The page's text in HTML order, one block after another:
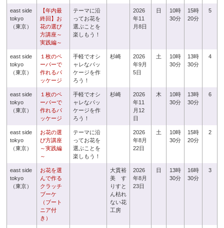
east side
tokyo
（東京）
【年内最
終回】お
花の選び
方講座～
実践編～
テーマに沿
ってお花を
選ぶことを
楽しもう！
2026
年11
月8日
日
10時
30分
15時
20分
5
east side
tokyo
（東京）
１枚のペ
ーパーで
作れるパ
ッケージ
手軽でオシ
ャレなパッ
ケージを作
ろう！
杉崎
2026
年9月
5日
土
10時
30分
13時
30分
4
east side
tokyo
（東京）
１枚のペ
ーパーで
作れるパ
ッケージ
手軽でオシ
ャレなパッ
ケージを作
ろう！
杉崎
2026
年11
月12
日
木
10時
30分
13時
30分
6
east side
tokyo
（東京）
お花の選
び方講座
～実践編
～
テーマに沿
ってお花を
選ぶことを
楽しもう！
2026
年8月
22日
土
10時
30分
15時
20分
2
east side
tokyo
（東京）
お花を選
んで作る
クラッチ
ブーケ
（ブート
ニア付
き）
大貫裕
美 す
りすと
ん枯れ
ない花
工房
2026
年8月
23日
日
13時
30分
16時
30分
3